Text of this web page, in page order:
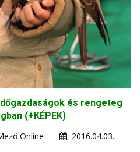
és rengeteg
(+KÉPEK)
Online
2016.04.03.